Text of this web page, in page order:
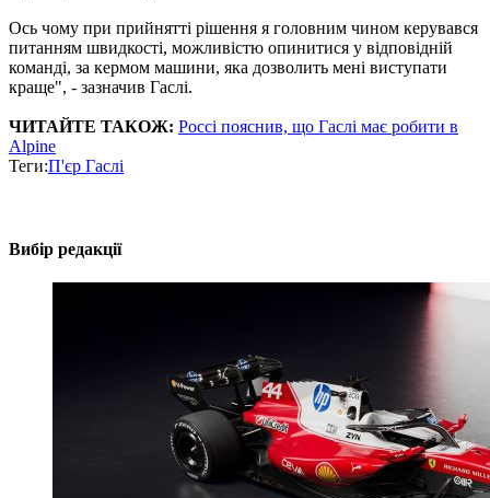
Ось чому при прийнятті рішення я головним чином керувався
питанням швидкості, можливістю опинитися у відповідній
команді, за кермом машини, яка дозволить мені виступати
краще", - зазначив Гаслі.
ЧИТАЙТЕ ТАКОЖ: Россі пояснив, що Гаслі має робити в
Alpine
Теги:П'єр Гаслі
Вибір редакції